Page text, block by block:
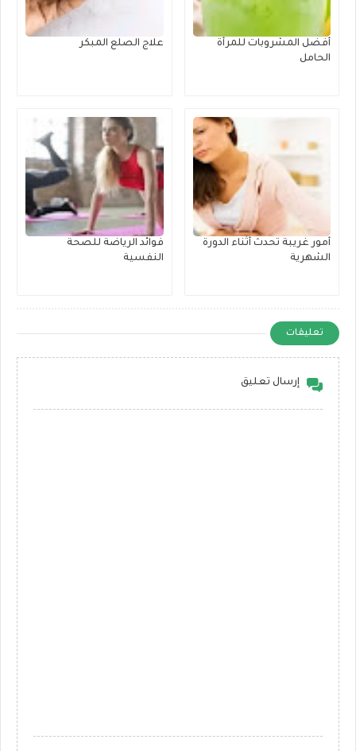
أفضل المشروبات للمرأة
الحامل
علاج الصلع المبكر
أمور غريبة تحدث أثناء الدورة
الشهرية
فوائد الرياضة للصحة
النفسية
تعليقات
إرسال تعليق